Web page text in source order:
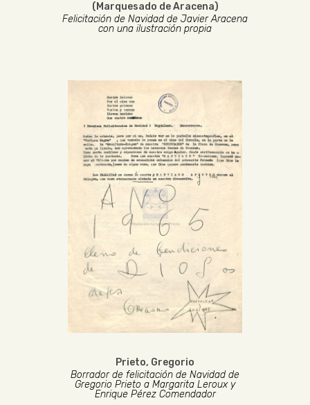
(Marquesado de Aracena)
Felicitación de Navidad de Javier Aracena
con una ilustración propia
Prieto, Gregorio
Borrador de felicitación de Navidad de
Gregorio Prieto a Margarita Leroux y
Enrique Pérez Comendador